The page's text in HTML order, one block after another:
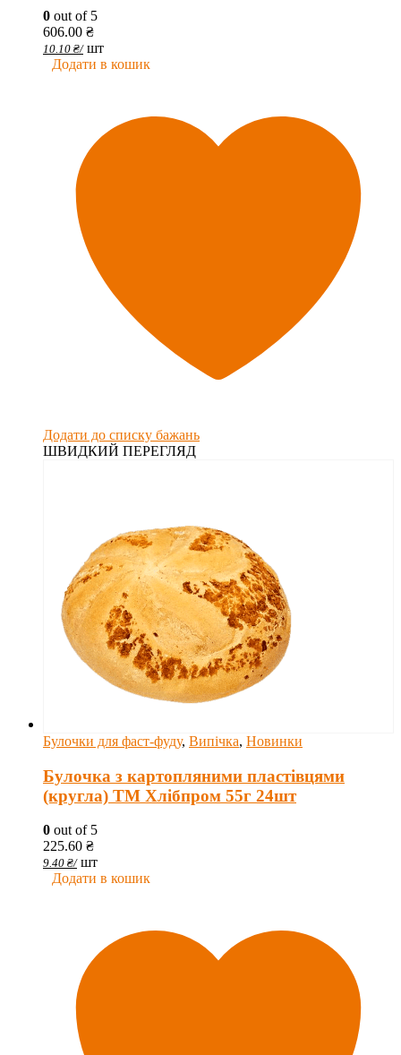
0 out of 5
606.00 ₴
10.10 ₴/ шт
Додати в кошик
Додати до списку бажань
ШВИДКИЙ ПЕРЕГЛЯД
Булочки для фаст-фуду, Випічка, Новинки
Булочка з картопляними пластівцями
(кругла) ТМ Хлібпром 55г 24шт
0 out of 5
225.60 ₴
9.40 ₴/ шт
Додати в кошик